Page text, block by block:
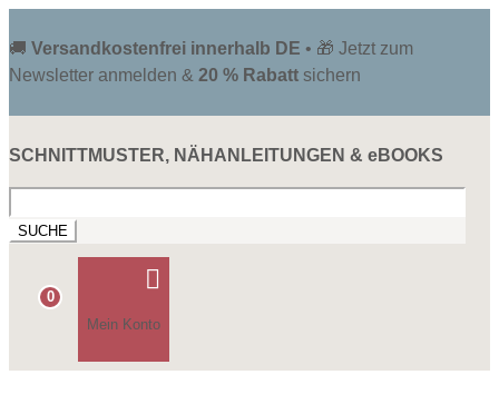
🚚 Versandkostenfrei innerhalb DE • 🎁 Jetzt zum
Newsletter anmelden & 20 % Rabatt sichern
SCHNITTMUSTER, NÄHANLEITUNGEN & eBOOKS
nach:
0

Mein Konto